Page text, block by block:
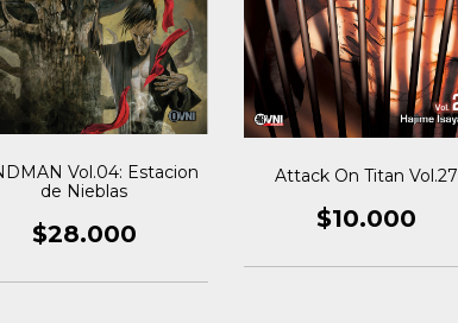
Vol.04: Estacion
de Nieblas
$28.000
Attack On Titan Vol.27
$10.000